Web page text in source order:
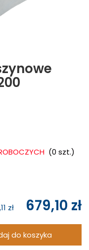
(0 szt.)
zł 679,10 zł
do koszyka